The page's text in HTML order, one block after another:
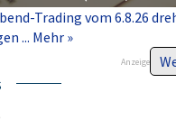
​Trading vom 6.8.26
... Mehr »
Anzeige